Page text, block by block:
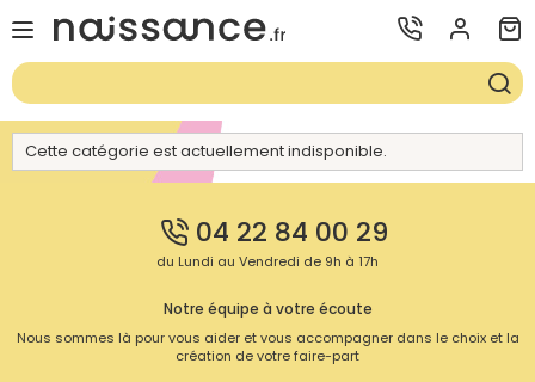
Cette catégorie est actuellement indisponible.
04 22 84 00 29
du Lundi au Vendredi de 9h à 17h
Notre équipe à votre écoute
Nous sommes là pour vous aider et vous accompagner dans le choix et la
création de votre faire-part